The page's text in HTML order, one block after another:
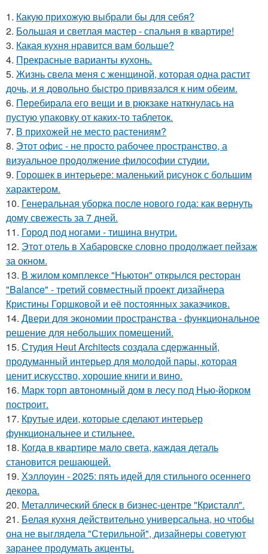
1. Какую прихожую выбрали бы для себя?
2. Большая и светлая мастер - спальня в квартире!
3. Какая кухня нравится вам больше?
4. Прекрасные варианты кухонь.
5. Жизнь свела меня с женщиной, которая одна растит
дочь, и я довольно быстро привязался к ним обеим.
6. Перебирала его вещи и в рюкзаке наткнулась на
пустую упаковку от каких-то таблеток.
7. В прихожей не место растениям?
8. Этот офис - не просто рабочее пространство, а
визуальное продолжение философии студии.
9. Горошек в интерьере: маленький рисунок с большим
характером.
10. Генеральная уборка после нового года: как вернуть
дому свежесть за 7 дней.
11. Город под ногами - тишина внутри.
12. Этот отель в Хабаровске словно продолжает пейзаж
за окном.
13. В жилом комплексе "Ньютон" открылся ресторан
"Balance" - третий совместный проект дизайнера
Кристины Горшковой и её постоянных заказчиков.
14. Двери для экономии пространства - функциональное
решение для небольших помещений.
15. Студия Heut Architects создала сдержанный,
продуманный интерьер для молодой пары, которая
ценит искусство, хорошие книги и вино.
16. Марк торп автономный дом в лесу под Нью-йорком
построит.
17. Крутые идеи, которые сделают интерьер
функциональнее и стильнее.
18. Когда в квартире мало света, каждая деталь
становится решающей.
19. Хэллоуин - 2025: пять идей для стильного осеннего
декора.
20. Металлический блеск в бизнес-центре "Кристалл".
21. Белая кухня действительно универсальна, но чтобы
она не выглядела "Стерильной", дизайнеры советуют
заранее продумать акценты.